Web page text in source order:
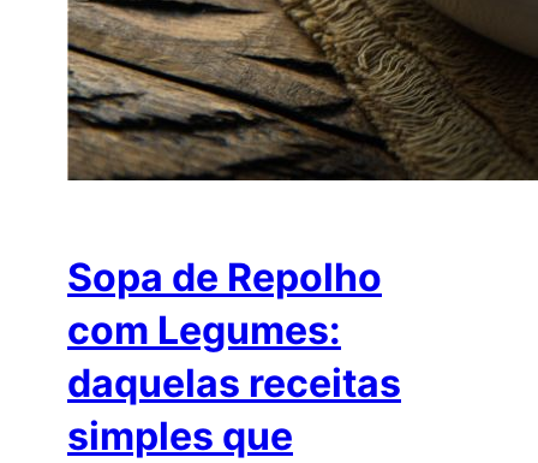
Sopa de Repolho
com Legumes:
daquelas receitas
simples que